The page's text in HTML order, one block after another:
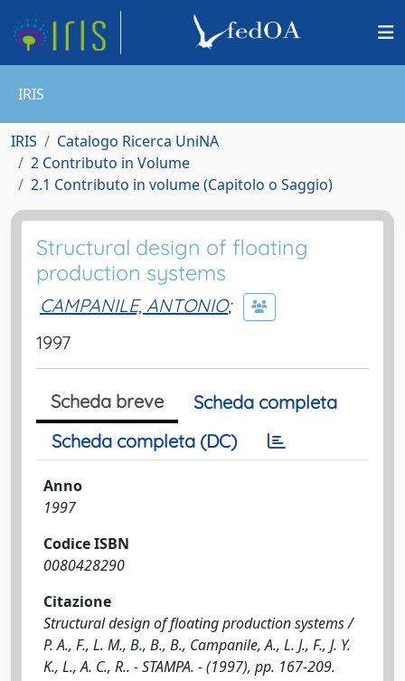
IRIS
IRIS
Catalogo Ricerca UniNA
2 Contributo in Volume
2.1 Contributo in volume (Capitolo o Saggio)
Structural design of floating
production systems
CAMPANILE, ANTONIO;
1997
Scheda breve
Scheda completa
Scheda completa (DC)
Anno
1997
Codice ISBN
0080428290
Citazione
Structural design of floating production systems /
P. A., F., L. M., B., B., B., Campanile, A., L. J., F., J. Y.
K., L., A. C., R.. - STAMPA. - (1997), pp. 167-209.